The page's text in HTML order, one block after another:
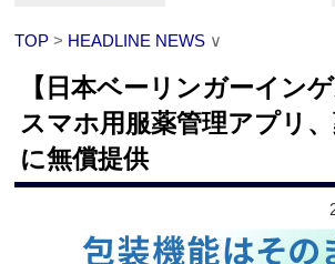
TOP > HEADLINE NEWS ∨
【日本ベーリンガーイン
スマホ用服薬管理アプリ
に無償提供